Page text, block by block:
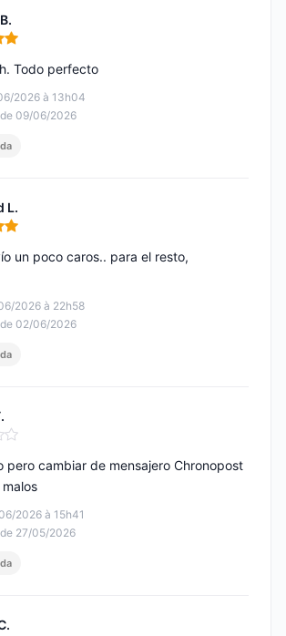
5
2026 à 13h04
09/06/2026
Todo perfecto
L.
5
2026 à 22h58
02/06/2026
un poco caros.. para el resto,
5
2026 à 15h41
27/05/2026
pero cambiar de mensajero Chronopost